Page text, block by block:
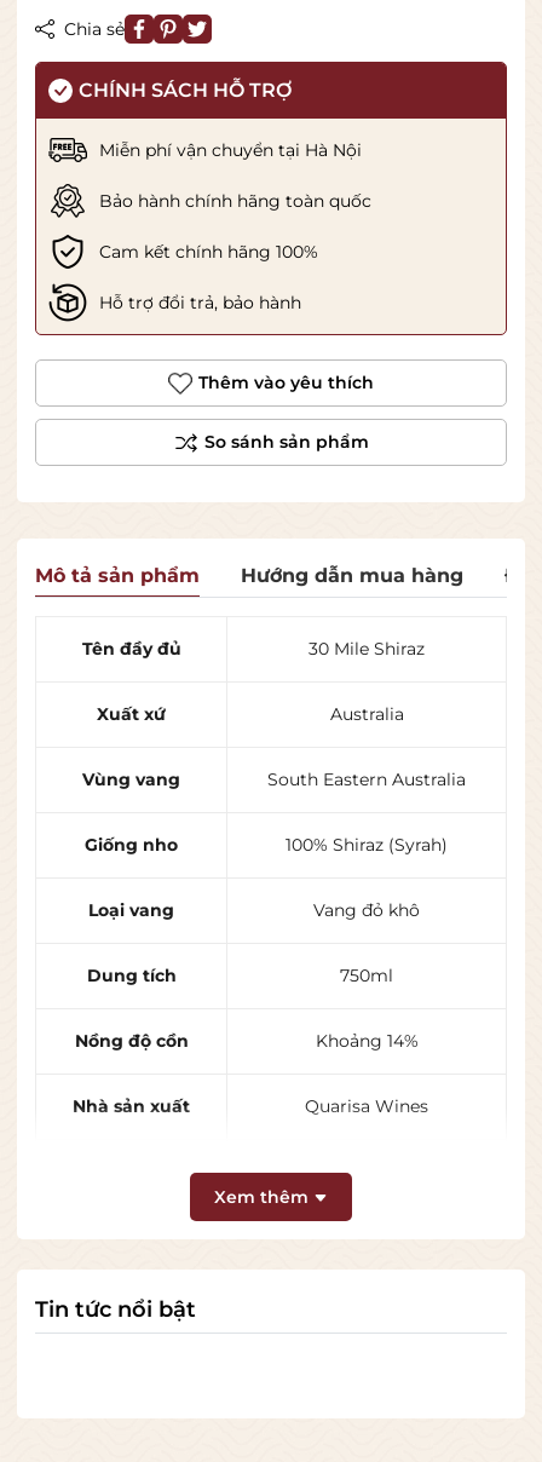
Chia sẻ
CHÍNH SÁCH HỖ TRỢ
Miễn phí vận chuyển tại Hà Nội
Bảo hành chính hãng toàn quốc
Cam kết chính hãng 100%
Hỗ trợ đổi trả, bảo hành
Thêm vào yêu thích
Mô tả sản phẩm Hướng dẫn mua hàng
Tên đầy đủ 30 Mile Shiraz
Xuất xứ Australia
Vùng vang South Eastern Australia
Giống nho 100% Shiraz (Syrah)
Loại vang Vang đỏ khô
Dung tích 750ml
Nồng độ cồn Khoảng 14%
Nhà sản xuất Quarisa Wines
Nhà làm vang John Quarisa
🫐 Blackberry (mâm xôi đen)
Xem thêm
Tin tức nổi bật